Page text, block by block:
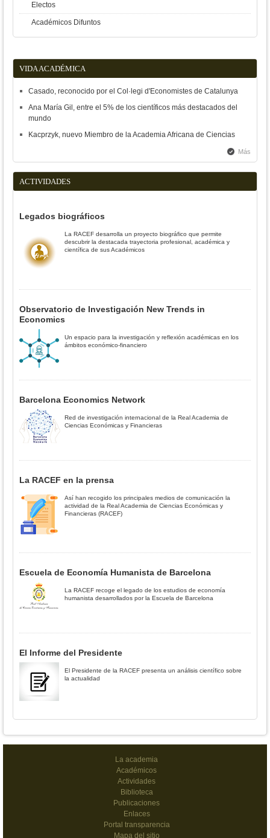
Electos
Académicos Difuntos
VIDA ACADÉMICA
Casado, reconocido por el Col·legi d'Economistes de Catalunya
Ana María Gil, entre el 5% de los científicos más destacados del
mundo
Kacprzyk, nuevo Miembro de la Academia Africana de Ciencias
Más
ACTIVIDADES
Legados biográficos
La RACEF desarrolla un proyecto biográfico que permite
descubrir la destacada trayectoria profesional, académica y
científica de sus Académicos
Observatorio de Investigación New Trends in
Economics
Un espacio para la investigación y reflexión académicas en los
ámbitos económico-financiero
Barcelona Economics Network
Red de investigación internacional de la Real Academia de
Ciencias Económicas y Financieras
La RACEF en la prensa
Así han recogido los principales medios de comunicación la
actividad de la Real Academia de Ciencias Económicas y
Financieras (RACEF)
Escuela de Economía Humanista de Barcelona
La RACEF recoge el legado de los estudios de economía
humanista desarrollados por la Escuela de Barcelona
El Informe del Presidente
El Presidente de la RACEF presenta un análisis científico sobre
la actualidad
La academia
Académicos
Actividades
Biblioteca
Publicaciones
Enlaces
Portal transparencia
Mapa del sitio